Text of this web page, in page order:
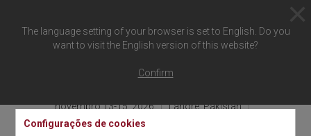
Configurações de cookies
The language setting of your browser is set to English. Do you
want to visit the English version of this website?
Confirm
novembro 13-15, 2026
Lahore, Pakistan
Pearl Continental Hotel, Lahore, Pakistan